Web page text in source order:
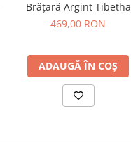
Brățară Argint Tibetha
469,00 RON
ADAUGĂ ÎN COȘ